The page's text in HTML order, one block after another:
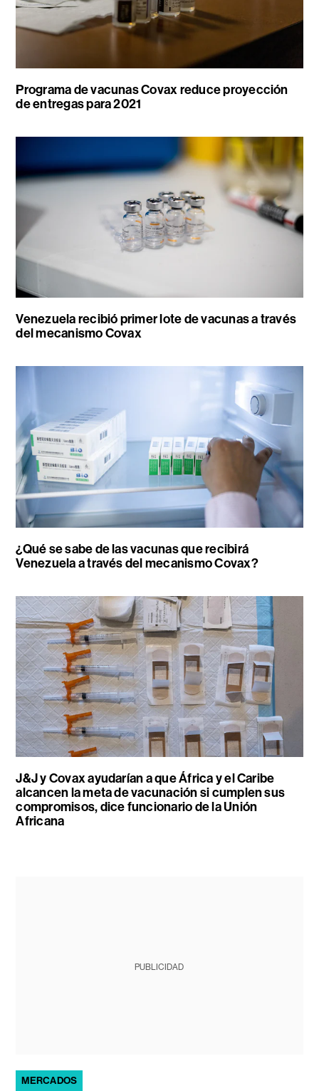
Programa de vacunas Covax reduce proyección
de entregas para 2021
Venezuela recibió primer lote de vacunas a través
del mecanismo Covax
¿Qué se sabe de las vacunas que recibirá
Venezuela a través del mecanismo Covax?
J&J y Covax ayudarían a que África y el Caribe
alcancen la meta de vacunación si cumplen sus
compromisos, dice funcionario de la Unión
Africana
PUBLICIDAD
MERCADOS